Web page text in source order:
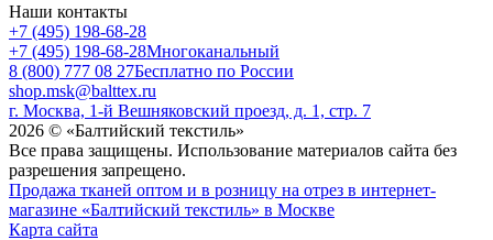
Наши контакты
+7 (495) 198-68-28
+7 (495) 198-68-28Многоканальный
8 (800) 777 08 27Бесплатно по России
shop.msk@balttex.ru
г. Москва, 1-й Вешняковский проезд, д. 1, стр. 7
2026 © «Балтийский текстиль»
Все права защищены. Использование материалов сайта без
разрешения запрещено.
Продажа тканей оптом и в розницу на отрез в интернет-
магазине «Балтийский текстиль» в Москве
Карта сайта